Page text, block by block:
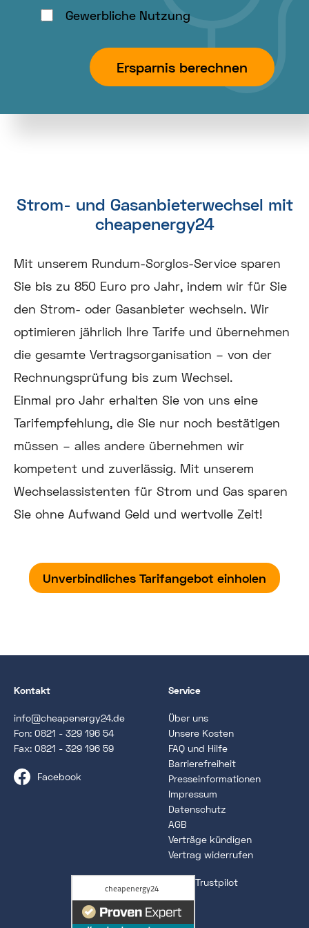
Gewerbliche Nutzung
Ersparnis berechnen
Strom- und Gasanbieterwechsel mit
cheapenergy24
Mit unserem Rundum-Sorglos-Service sparen
Sie bis zu 850 Euro pro Jahr, indem wir für Sie
den Strom- oder Gasanbieter wechseln. Wir
optimieren jährlich Ihre Tarife und übernehmen
die gesamte Vertragsorganisation – von der
Rechnungsprüfung bis zum Wechsel.
Einmal pro Jahr erhalten Sie von uns eine
Tarifempfehlung, die Sie nur noch bestätigen
müssen – alles andere übernehmen wir
kompetent und zuverlässig. Mit unserem
Wechselassistenten für Strom und Gas sparen
Sie ohne Aufwand Geld und wertvolle Zeit!
Unverbindliches Tarifangebot einholen
Kontakt
info@cheapenergy24.de
Fon: 0821 - 329 196 54
Fax: 0821 - 329 196 59
Facebook
Service
Über uns
Unsere Kosten
FAQ und Hilfe
Barrierefreiheit
Presseinformationen
Impressum
Datenschutz
AGB
Verträge kündigen
Vertrag widerrufen
Trustpilot